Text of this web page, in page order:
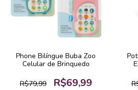
Phone Bilíngue Buba Zoo
Celular de Brinquedo
R$79,99 R$69,99